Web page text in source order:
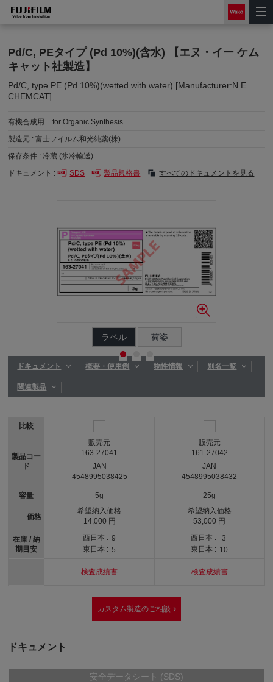
Pd/C, PEタイプ (Pd 10%)(含水) 【エヌ・イー ケム
キャット社製造】
Pd/C, type PE (Pd 10%)(wetted with water) [Manufacturer:N.E.
CHEMCAT]
有機合成用
for Organic Synthesis
製造元 :富士フイルム和光純薬(株)
保存条件 :冷蔵 (氷冷輸送)
ドキュメント :
SDS 製品規格書 すべてのドキュメントを見る
ラベル 荷姿
ドキュメント 概要・使用例 物性情報 別名一覧
関連製品
比較
製品コー
ド
容量
価格
在庫 / 納
期目安
販売元
163-27041
JAN
4548995038425
5g
希望納入価格
14,000 円
西日本 : 9
東日本 : 5
検査成績書
販売元
161-27042
JAN
4548995038432
25g
希望納入価格
53,000 円
西日本 :
3
東日本 : 10
検査成績書
カスタム製造のご相談
ドキュメント
安全データシート (SDS)